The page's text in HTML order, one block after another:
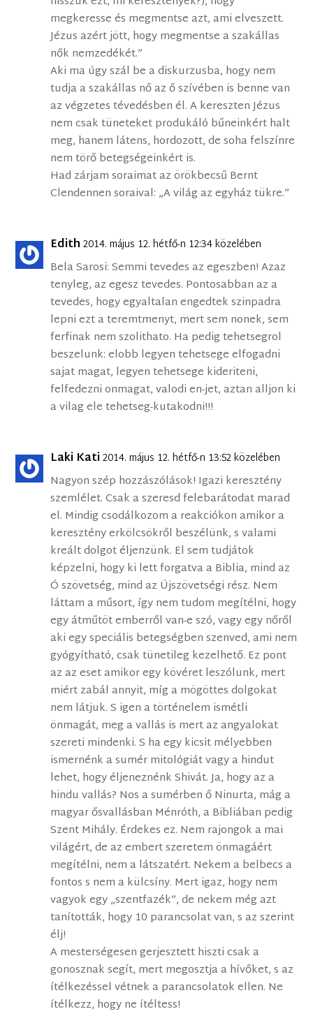
megkeresse és megmentse azt, ami elveszett.
Jézus azért jött, hogy megmentse a szakállas
nők nemzedékét.”
Aki ma úgy szál be a diskurzusba, hogy nem
tudja a szakállas nő az ő szívében is benne van
az végzetes tévedésben él. A kereszten Jézus
nem csak tüneteket produkáló bűneinkért halt
meg, hanem látens, hordozott, de soha felszínre
nem törő betegségeinkért is.
Had zárjam soraimat az örökbecsű Bernt
Clendennen soraival: „A világ az egyház tükre.”
Edith 2014. május 12. hétfő-n 12:34 közelében
Bela Sarosi: Semmi tevedes az egeszben! Azaz
tenyleg, az egesz tevedes. Pontosabban az a
tevedes, hogy egyaltalan engedtek szinpadra
lepni ezt a teremtmenyt, mert sem nonek, sem
ferfinak nem szolithato. Ha pedig tehetsegrol
beszelunk: elobb legyen tehetsege elfogadni
sajat magat, legyen tehetsege kideriteni,
felfedezni onmagat, valodi en-jet, aztan alljon ki
a vilag ele tehetseg-kutakodni!!!
Laki Kati2014. május 12. hétfő-n 13:52 közelében
Nagyon szép hozzászólások! Igazi keresztény
szemlélet. Csak a szeresd felebarátodat marad
el. Mindig csodálkozom a reakciókon amikor a
keresztény erkölcsökről beszélünk, s valami
kreált dolgot éljenzünk. El sem tudjátok
képzelni, hogy ki lett forgatva a Biblia, mind az
Ó szövetség, mind az Újszövetségi rész. Nem
láttam a műsort, így nem tudom megítélni, hogy
egy átműtöt emberről van-e szó, vagy egy nőről
aki egy speciális betegségben szenved, ami nem
gyógyítható, csak tünetileg kezelhető. Ez pont
az az eset amikor egy kövéret leszólunk, mert
miért zabál annyit, míg a mögöttes dolgokat
nem látjuk. S igen a történelem ismétli
önmagát, meg a vallás is mert az angyalokat
szereti mindenki. S ha egy kicsit mélyebben
ismernénk a sumér mitológiát vagy a hindut
lehet, hogy éljeneznénk Shivát. Ja, hogy az a
hindu vallás? Nos a sumérben ő Ninurta, mág a
magyar ősvallásban Ménróth, a Bibliában pedig
Szent Mihály. Érdekes ez. Nem rajongok a mai
világért, de az embert szeretem önmagáért
megítélni, nem a látszatért. Nekem a belbecs a
fontos s nem a külcsíny. Mert igaz, hogy nem
vagyok egy „szentfazék”, de nekem még azt
tanították, hogy 10 parancsolat van, s az szerint
élj!
A mesterségesen gerjesztett hiszti csak a
gonosznak segít, mert megosztja a hívőket, s az
ítélkezéssel vétnek a parancsolatok ellen. Ne
ítélkezz, hogy ne ítéltess!